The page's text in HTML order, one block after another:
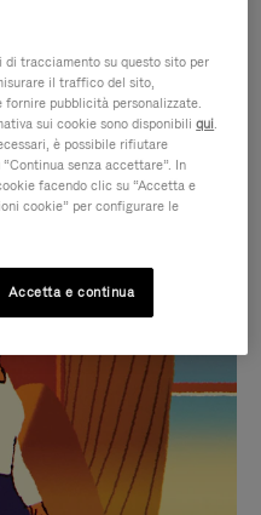
CURATE
perfetta
viaggio
tracciamento su questo sito per
il traffico del sito,
pubblicità personalizzate.
sui cookie sono disponibiliqui.
è possibile rifiutare
senza accettare”. In
facendo clic su “Accetta e
cookie” per configurare le
Accetta e continua